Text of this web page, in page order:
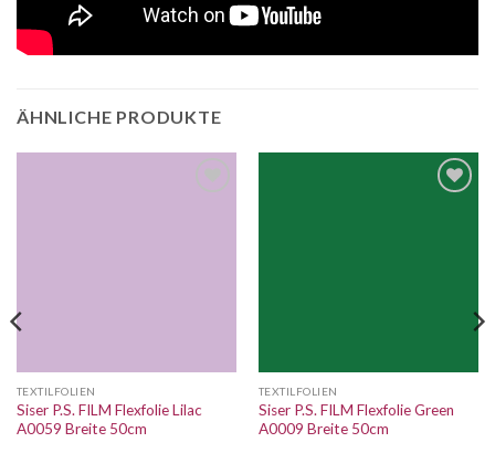
ÄHNLICHE PRODUKTE
TEXTILFOLIEN
Siser P.S. FILM Flexfolie Lilac
A0059 Breite 50cm
TEXTILFOLIEN
Siser P.S. FILM Flexfolie Green
A0009 Breite 50cm